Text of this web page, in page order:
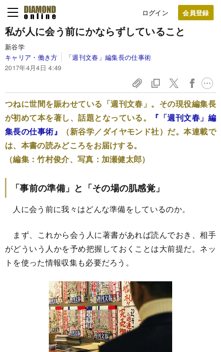
ログイン
私が人に会う前にかならずしていること
新谷学
キャリア・働き方
「週刊文春」編集長の仕事術
2017年4月4日 4:49
つねに世間を賑わせている「週刊文春」。その現役編集長
が初めて本を著し、話題となっている。
『「週刊文春」編
集長の仕事術』
（新谷学／ダイヤモンド社）だ。本連載で
は、本書の読みどころをお届けする。
（編集：竹村俊介、写真：加瀬健太郎）
「事前の準備」と「その場の肌感覚」
人に会う前に我々はどんな準備をしているのか。
まず、これから会う人に著書があれば読んでおき、相手
がどういう人かを予め把握しておくことは大前提だ。ネッ
トを使った情報収集も必要だろう。